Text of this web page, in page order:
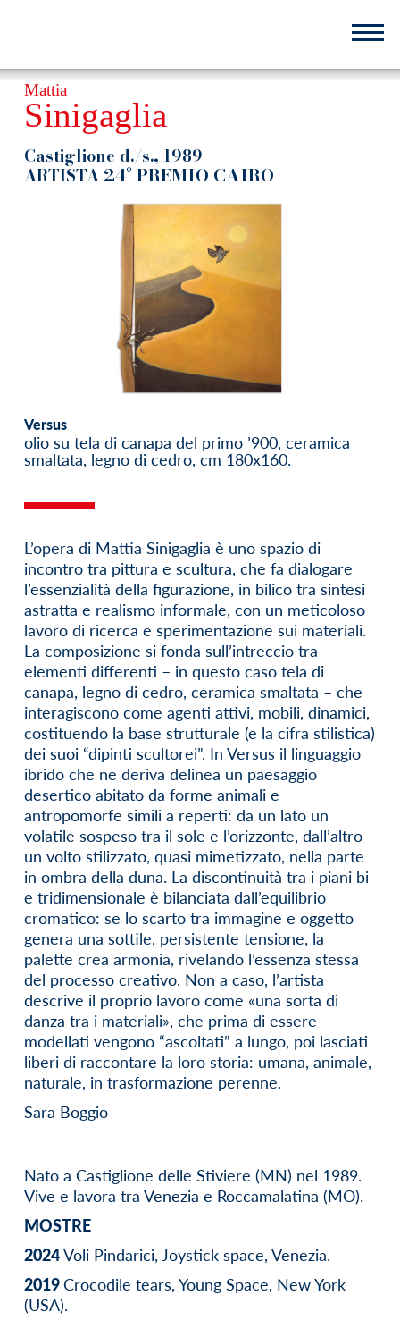
principale
Mattia
Sinigaglia
Castiglione d./s., 1989
ARTISTA 24° PREMIO CAIRO
Nato a Castiglione delle Stiviere (MN) nel 1989.
Vive e lavora tra Venezia e Roccamalatina (MO).
MOSTRE
2024Voli Pindarici, Joystick space, Venezia.
2019Crocodile tears, Young Space, New York
(USA).
L’opera di Mattia Sinigaglia è uno spazio di
incontro tra pittura e scultura, che fa dialogare
l’essenzialità della figurazione, in bilico tra sintesi
astratta e realismo informale, con un meticoloso
lavoro di ricerca e sperimentazione sui materiali.
La composizione si fonda sull’intreccio tra
elementi differenti – in questo caso tela di
canapa, legno di cedro, ceramica smaltata – che
interagiscono come agenti attivi, mobili, dinamici,
costituendo la base strutturale (e la cifra stilistica)
dei suoi “dipinti scultorei”. In Versus il linguaggio
ibrido che ne deriva delinea un paesaggio
desertico abitato da forme animali e
antropomorfe simili a reperti: da un lato un
volatile sospeso tra il sole e l’orizzonte, dall’altro
un volto stilizzato, quasi mimetizzato, nella parte
in ombra della duna. La discontinuità tra i piani bi
e tridimensionale è bilanciata dall’equilibrio
cromatico: se lo scarto tra immagine e oggetto
genera una sottile, persistente tensione, la
palette crea armonia, rivelando l’essenza stessa
del processo creativo. Non a caso, l’artista
descrive il proprio lavoro come «una sorta di
danza tra i materiali», che prima di essere
modellati vengono “ascoltati” a lungo, poi lasciati
liberi di raccontare la loro storia: umana, animale,
naturale, in trasformazione perenne.
Sara Boggio
Versus
olio su tela di canapa del primo ’900, ceramica
smaltata, legno di cedro, cm 180x160.